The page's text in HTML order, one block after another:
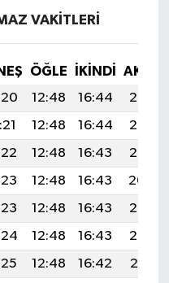
VAKITLERI
ÖĞLE İKINDI
12:48 16:44
20:07
12:48 16:44
20:06
12:48 16:43
20:05
12:48 16:43
20:04
12:48 16:43
20:03
12:48 16:43
20:02
12:48 16:42
20:01